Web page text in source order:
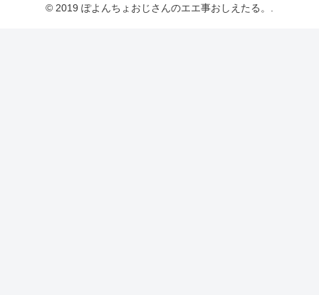
© 2019 ぽよんちょおじさんのエエ事おしえたる。.